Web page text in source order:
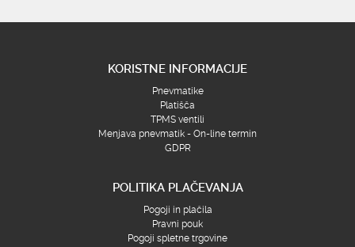
KORISTNE INFORMACIJE
Pnevmatike
Platišča
TPMS ventili
Menjava pnevmatik - On-line termin
GDPR
POLITIKA PLAČEVANJA
Pogoji in plačila
Pravni pouk
Pogoji spletne trgovine